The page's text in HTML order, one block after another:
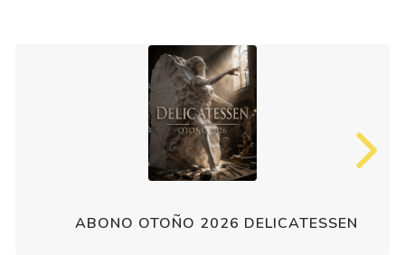
ABONO OTOÑO 2026 DELICATESSEN